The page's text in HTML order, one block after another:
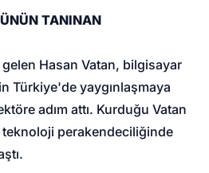
TANINAN
gelen Hasan Vatan, bilgisayar
Türkiye'de yaygınlaşmaya
adım attı. Kurduğu Vatan
teknoloji perakendeciliğinde